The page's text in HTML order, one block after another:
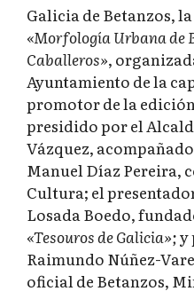
Galicia de Betanzos,
«Morfología Urbana de
Caballeros»,
Ayuntamiento de la
promotor de la
presidido por el
Vázquez,
Manuel Díaz Pereira,
Cultura; el
Losada Boedo,
«Tesouros de Galicia»;y
Raimundo Núñez-
oficial de Betanzos,